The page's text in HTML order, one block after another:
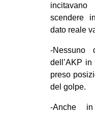
scendere
dato reale
-Nessuno
dell’AKP
preso
del golpe.
-Anche in